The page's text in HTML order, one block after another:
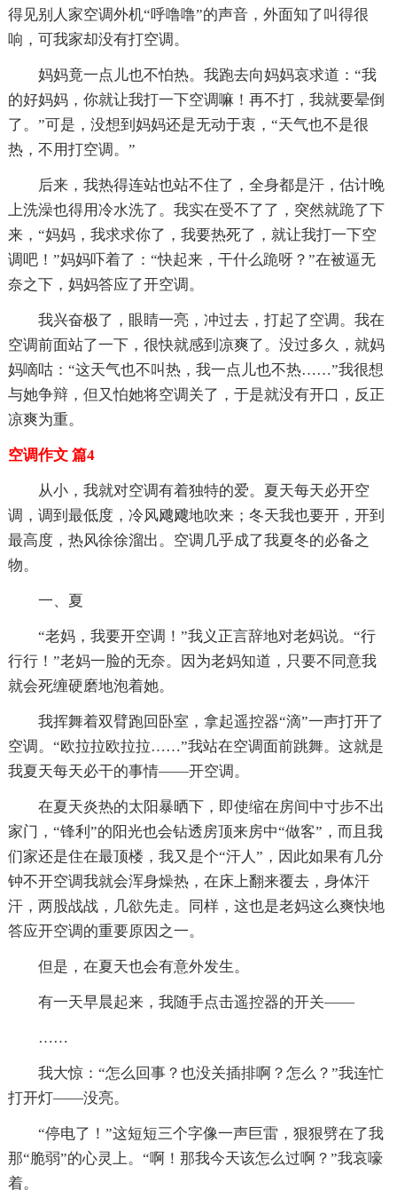
得见别人家空调外机“呼噜噜”的声音，外面知了叫得很
响，可我家却没有打空调。
妈妈竟一点儿也不怕热。我跑去向妈妈哀求道：“我
的好妈妈，你就让我打一下空调嘛！再不打，我就要晕倒
了。”可是，没想到妈妈还是无动于衷，“天气也不是很
热，不用打空调。”
后来，我热得连站也站不住了，全身都是汗，估计晚
上洗澡也得用冷水洗了。我实在受不了了，突然就跪了下
来，“妈妈，我求求你了，我要热死了，就让我打一下空
调吧！”妈妈吓着了：“快起来，干什么跪呀？”在被逼无
奈之下，妈妈答应了开空调。
我兴奋极了，眼睛一亮，冲过去，打起了空调。我在
空调前面站了一下，很快就感到凉爽了。没过多久，就妈
妈嘀咕：“这天气也不叫热，我一点儿也不热……”我很想
与她争辩，但又怕她将空调关了，于是就没有开口，反正
凉爽为重。
空调作文 篇4
从小，我就对空调有着独特的爱。夏天每天必开空
调，调到最低度，冷风飕飕地吹来；冬天我也要开，开到
最高度，热风徐徐溜出。空调几乎成了我夏冬的必备之
物。
一、夏
“老妈，我要开空调！”我义正言辞地对老妈说。“行
行行！”老妈一脸的无奈。因为老妈知道，只要不同意我
就会死缠硬磨地泡着她。
我挥舞着双臂跑回卧室，拿起遥控器“滴”一声打开了
空调。“欧拉拉欧拉拉……”我站在空调面前跳舞。这就是
我夏天每天必干的事情——开空调。
在夏天炎热的太阳暴晒下，即使缩在房间中寸步不出
家门，“锋利”的阳光也会钻透房顶来房中“做客”，而且我
们家还是住在最顶楼，我又是个“汗人”，因此如果有几分
钟不开空调我就会浑身燥热，在床上翻来覆去，身体汗
汗，两股战战，几欲先走。同样，这也是老妈这么爽快地
答应开空调的重要原因之一。
但是，在夏天也会有意外发生。
有一天早晨起来，我随手点击遥控器的开关——
……
我大惊：“怎么回事？也没关插排啊？怎么？”我连忙
打开灯——没亮。
“停电了！”这短短三个字像一声巨雷，狠狠劈在了我
那“脆弱”的心灵上。“啊！那我今天该怎么过啊？”我哀嚎
着。